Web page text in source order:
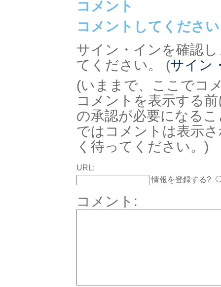
コメント
コメントしてください
サイン・インを確認
てください。 (サイン
(いままで、ここでコ
コメントを表示する
の承認が必要になる
ではコメントは表示
く待ってください。)
URL:
情報を登録する?
コメント: